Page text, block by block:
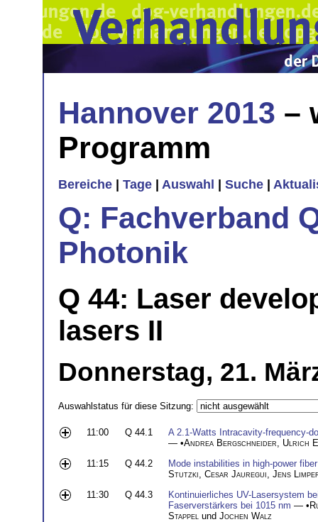
Hannover 2013 –
Programm
Bereiche Tage Auswahl Suche
Q: Fachverband
Photonik
Q 44: Laser
lasers II
Donnerstag, 21.
Auswahlstatus für diese Sitzung:
11:00 Q 44.1
A 2.1-Watts Intracavity-frequency-
— •Andrea Bergschneider
Ulrich
11:15
Q 44.2
Mode instabilities in high-power
Stutzki Cesar Jauregui Jens
11:30
Q 44.3
Kontinuierliches UV-Lasersystem
Faserverstärkers bei 1015 nm — •
Stappel und Jochen Walz